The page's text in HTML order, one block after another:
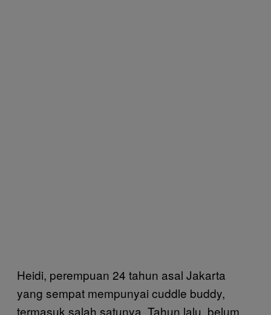
Heidi, perempuan 24 tahun asal Jakarta
yang sempat mempunyai cuddle buddy,
termasuk salah satunya. Tahun lalu, belum